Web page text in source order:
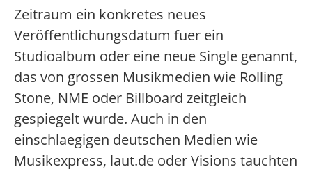
Zeitraum ein konkretes neues
Veröffentlichungsdatum fuer ein
Studioalbum oder eine neue Single genannt,
das von grossen Musikmedien wie Rolling
Stone, NME oder Billboard zeitgleich
gespiegelt wurde. Auch in den
einschlaegigen deutschen Medien wie
Musikexpress, laut.de oder Visions tauchten